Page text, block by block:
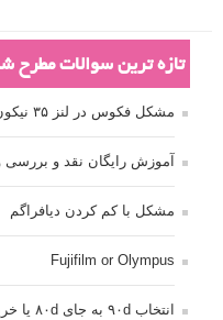
تازه ترین سوالات مطرح
مشکل فکوس در لنز ۳۵ نیکون
آموزش رایگان نقد و بررسی
مشکل با کم کردن دیافراگم
Fujifilm or Olympus
انتخاب ۹۰d به جای ۸۰d یا خرید لنز؟